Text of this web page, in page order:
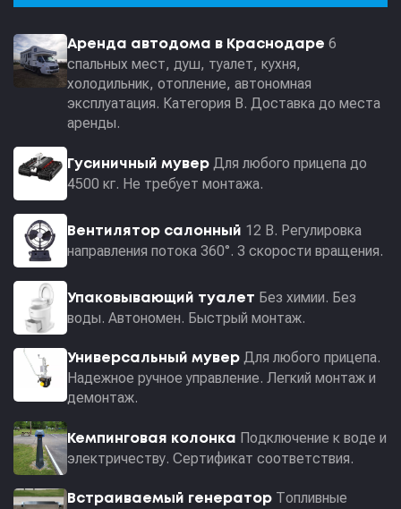
Аренда автодома в Краснодаре 6
спальных мест, душ, туалет, кухня,
холодильник, отопление, автономная
эксплуатация. Категория В. Доставка до места
аренды.
Гусиничный мувер Для любого прицепа до
4500 кг. Не требует монтажа.
Вентилятор салонный 12 В. Регулировка
направления потока 360°. 3 скорости вращения.
Упаковывающий туалет Без химии. Без
воды. Автономен. Быстрый монтаж.
Универсальный мувер Для любого прицепа.
Надежное ручное управление. Легкий монтаж и
демонтаж.
Кемпинговая колонка Подключение к воде и
электричеству. Сертификат соответствия.
Встраиваемый генератор Топливные